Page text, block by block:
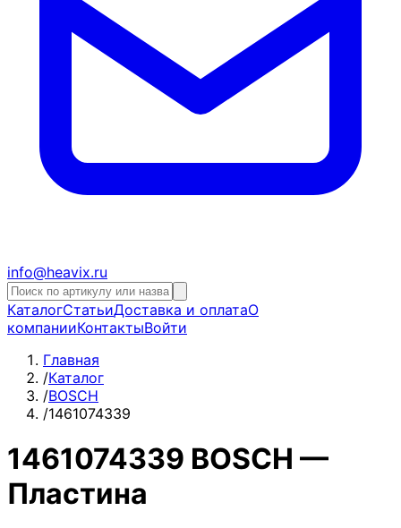
info@heavix.ru
КаталогСтатьиДоставка и оплатаО
компанииКонтактыВойти
Главная
/Каталог
/BOSCH
/1461074339
1461074339 BOSCH —
Пластина